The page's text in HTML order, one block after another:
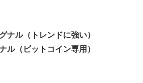
ナル（トレンドに強い）
ル（ビットコイン専用）